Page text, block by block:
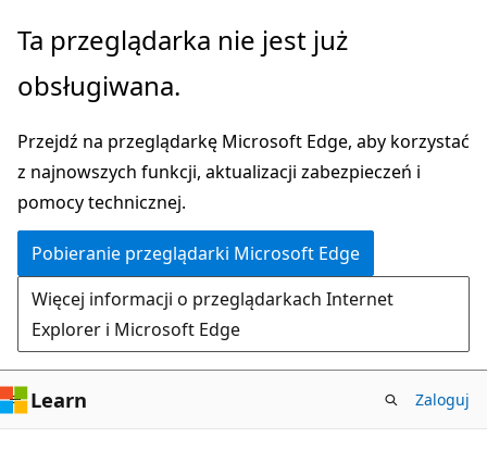
Przejdź
głównej
Ta przeglądarka nie jest już
obsługiwana.
Przejdź na przeglądarkę Microsoft Edge, aby korzystać
z najnowszych funkcji, aktualizacji zabezpieczeń i
pomocy technicznej.
Pobieranie przeglądarki Microsoft Edge
Więcej informacji o przeglądarkach Internet
Explorer i Microsoft Edge
Learn Zaloguj